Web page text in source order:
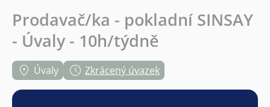
Prodavač/ka - pokladní SINSAY
- Úvaly - 10h/týdně
Úvaly Zkrácený úvazek